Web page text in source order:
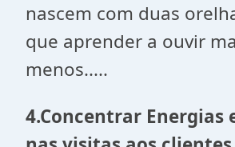
nascem com duas
que aprender a ouvir
menos.....
4.Concentrar Energias